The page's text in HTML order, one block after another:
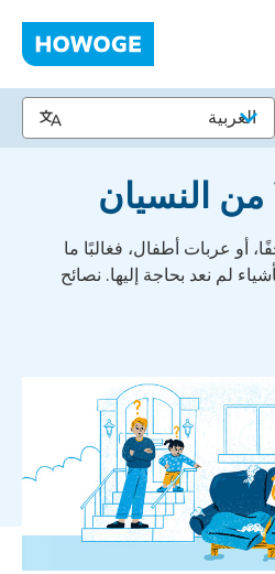
من النسيان
أو عربات أطفال، فغالبًا ما
لم نعد بحاجة إليها. نصائح